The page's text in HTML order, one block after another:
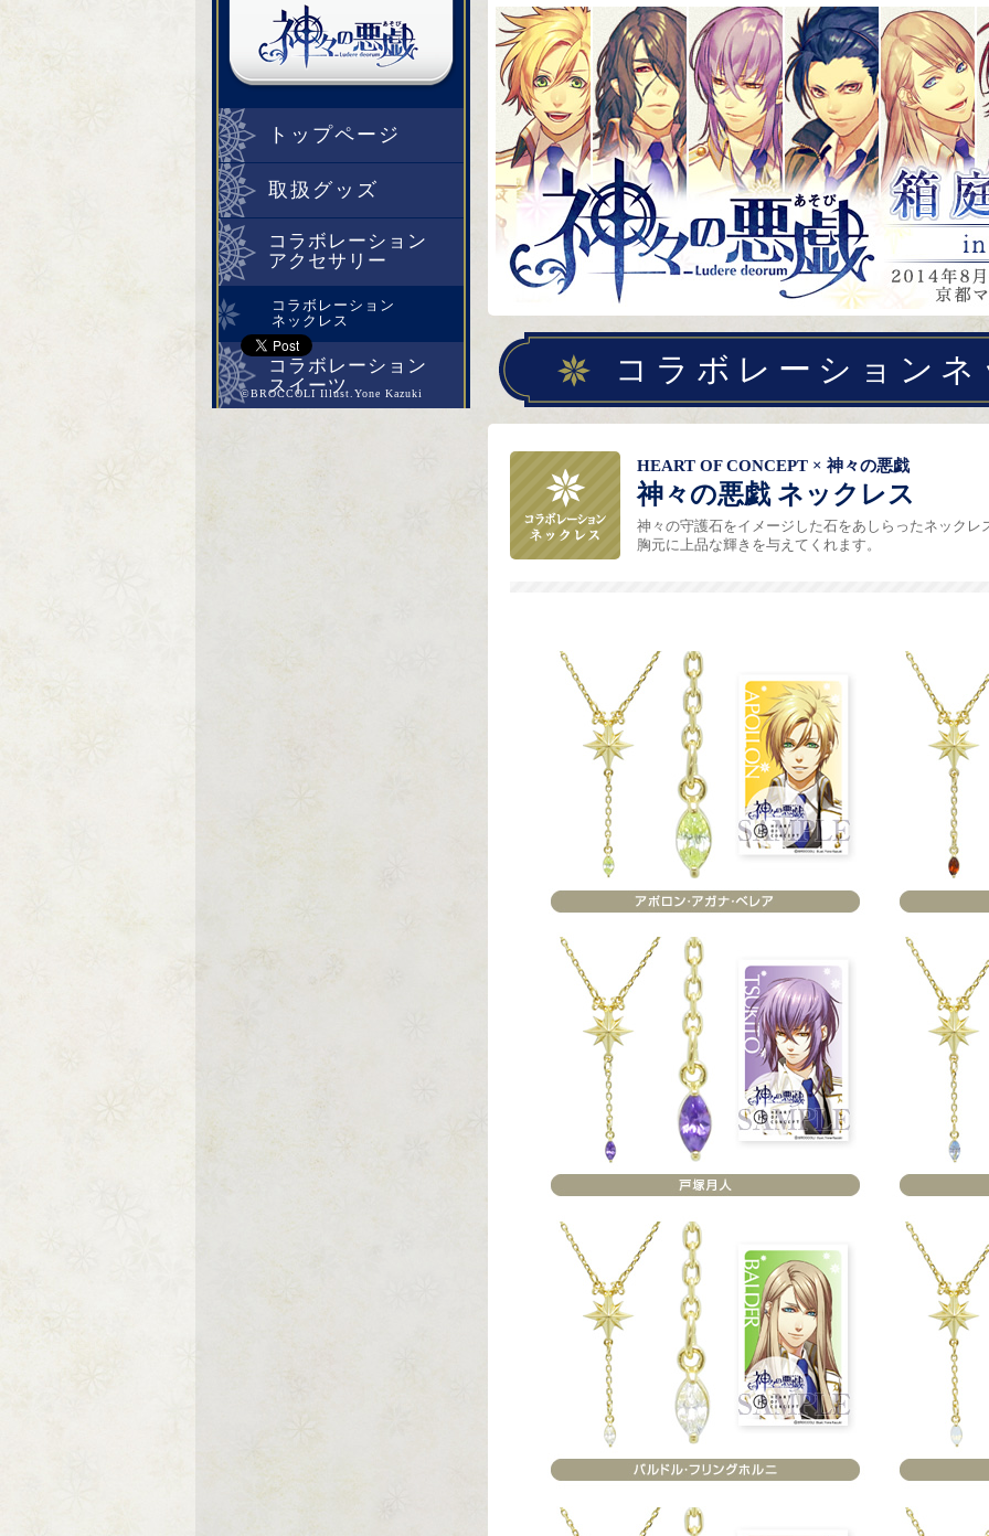
トップページ
取扱グッズ
コラボレーション
アクセサリー
コラボレーション
ネックレス
コラボレーション
スイーツ
©BROCCOLI Illust.Yone Kazuki
コラボレーション
HEART OF CONCEPT × 神々の悪戯
神々の悪戯 ネックレス
神々の守護石をイメージした石をあしらったネックレ
胸元に上品な輝きを与えてくれます。